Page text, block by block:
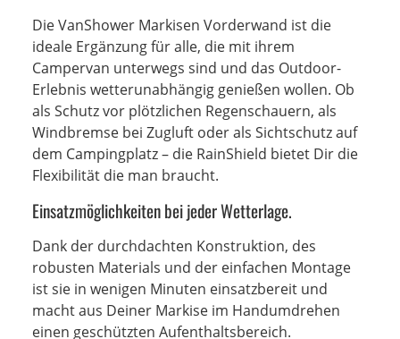
Die VanShower Markisen Vorderwand ist die
ideale Ergänzung für alle, die mit ihrem
Campervan unterwegs sind und das Outdoor-
Erlebnis wetterunabhängig genießen wollen. Ob
als Schutz vor plötzlichen Regenschauern, als
Windbremse bei Zugluft oder als Sichtschutz auf
dem Campingplatz – die RainShield bietet Dir die
Flexibilität die man braucht.
Einsatzmöglichkeiten bei jeder Wetterlage.
Dank der durchdachten Konstruktion, des
robusten Materials und der einfachen Montage
ist sie in wenigen Minuten einsatzbereit und
macht aus Deiner Markise im Handumdrehen
einen geschützten Aufenthaltsbereich.